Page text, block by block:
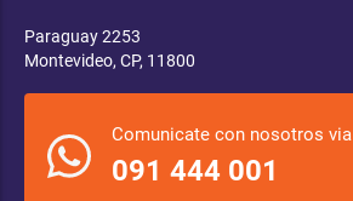
Paraguay 2253
Montevideo, CP, 11800
Comunicate con nosotros via
091 444 001